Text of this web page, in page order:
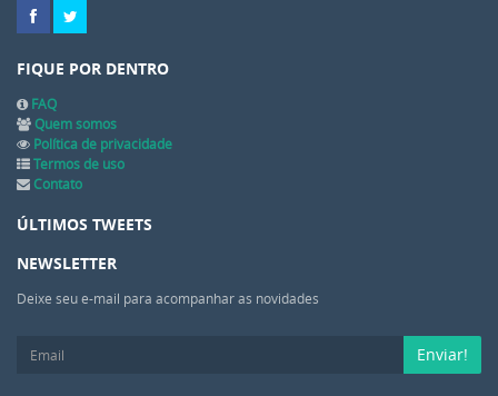
FIQUE POR DENTRO
FAQ
Quem somos
Política de privacidade
Termos de uso
Contato
ÚLTIMOS TWEETS
NEWSLETTER
Deixe seu e-mail para acompanhar as novidades
Enviar!